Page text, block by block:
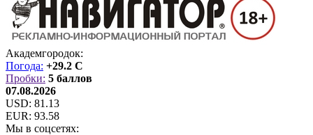
Академгородок:
Погода: +29.2 C
Пробки: 5 баллов
07.08.2026
USD: 81.13
EUR: 93.58
Мы в соцсетях: